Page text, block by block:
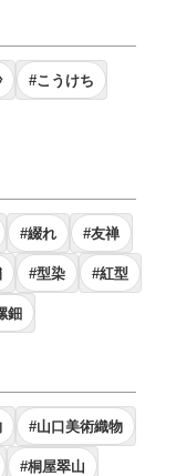
#こうけち
#綴れ #友禅
#型染 #紅型
鈿
#山口美術織物
#桐屋翠山